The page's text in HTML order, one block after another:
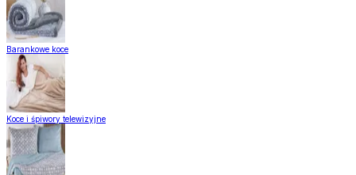
Barankowe koce
Koce i śpiwory telewizyjne